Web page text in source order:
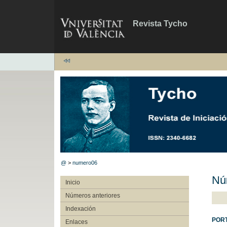
Revista Tycho
@ >numero06
Inicio
Números anteriores
Indexación
Enlaces